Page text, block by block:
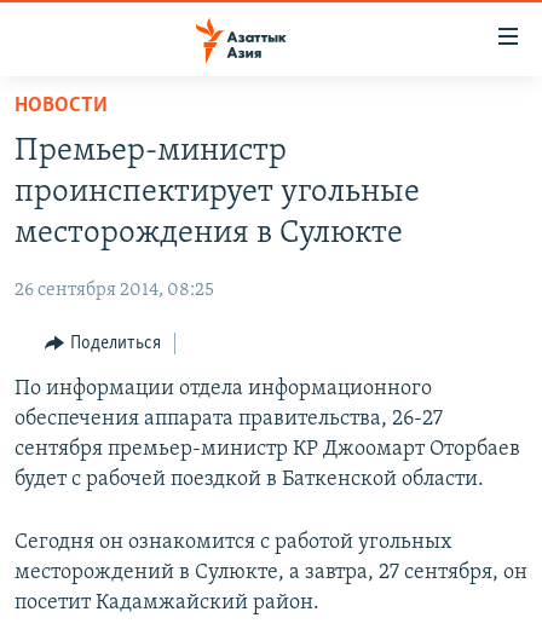
Вернуться
основному
содержанию
Вернутся
главной
навигации
Вернутся
поиску
КАЗАХСТАН
ТАДЖИКИСТАН
НОВОСТИ
ВОЙНА В УКРАИНЕ
ҚАЗАҚША
КЫРГЫЗЧА
ЎЗБЕКЧА
ТОҶИКӢ
TÜRKMENÇE
Все сайты РСЕ/РС
НОВОСТИ
Премьер-министр
проинспектирует угольные
месторождения в Сулюкте
26 сентября 2014, 08:25
Поделиться
По информации отдела информационного
обеспечения аппарата правительства, 26-27
сентября премьер-министр КР Джоомарт Оторбаев
будет с рабочей поездкой в Баткенской области.
Сегодня он ознакомится с работой угольных
месторождений в Сулюкте, а завтра, 27 сентября, он
посетит Кадамжайский район.